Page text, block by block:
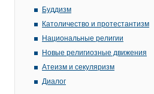
Буддизм
Католичество и протестантизм
Национальные религии
Новые религиозные движения
Атеизм и секуляризм
Диалог